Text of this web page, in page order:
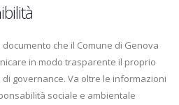
che il Comune di Genova
in modo trasparente il proprio
governance. Va oltre le informazioni
sociale e ambientale